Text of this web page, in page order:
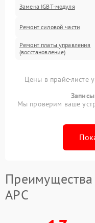
Замена IGBT-модуля
Ремонт силовой части
Ремонт платы управления
(восстановление)
Цены в прайс-листе
Мы проверим ваше
Преимущества
APC